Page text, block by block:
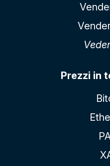
Prezzi in